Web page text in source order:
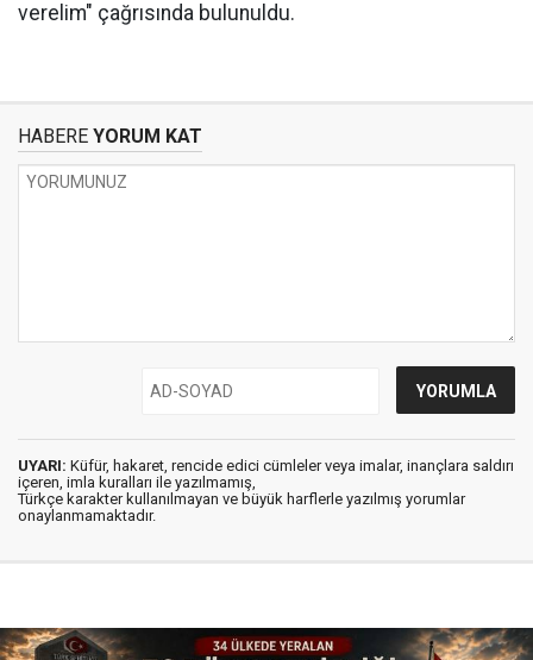
verelim" çağrısında bulunuldu.
HABERE YORUM KAT
UYARI: Küfür, hakaret, rencide edici cümleler veya imalar, inançlara saldırı
içeren, imla kuralları ile yazılmamış,
Türkçe karakter kullanılmayan ve büyük harflerle yazılmış yorumlar
onaylanmamaktadır.